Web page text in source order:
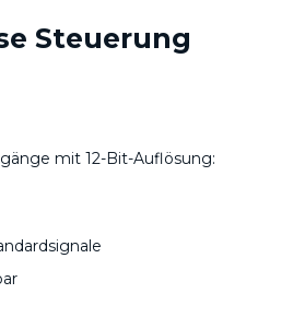
Steuerung
mit 12-Bit-Auflösung: